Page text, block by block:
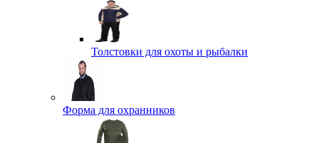
Толстовки для охоты и рыбалки
Форма для охранников